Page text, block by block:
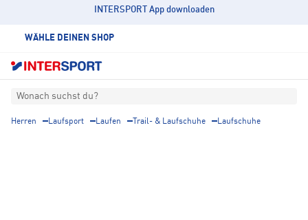
INTERSPORT App downloaden
WÄHLE DEINEN SHOP
Wonach suchst du?
Herren Laufsport Laufen Trail- & Laufschuhe Laufschuhe